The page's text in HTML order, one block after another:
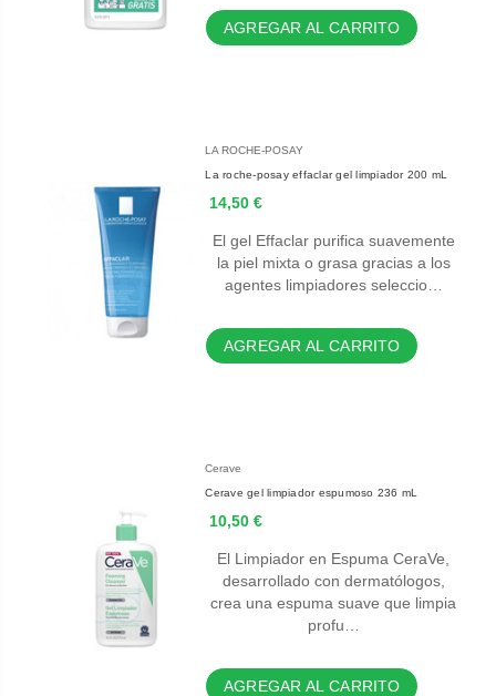
AGREGAR AL CARRITO
LA ROCHE-POSAY
La roche-posay effaclar gel limpiador 200 mL
14,50 €
El gel Effaclar purifica suavemente
la piel mixta o grasa gracias a los
agentes limpiadores seleccio…
AGREGAR AL CARRITO
Cerave
Cerave gel limpiador espumoso 236 mL
10,50 €
El Limpiador en Espuma CeraVe,
desarrollado con dermatólogos,
crea una espuma suave que limpia
profu…
AGREGAR AL CARRITO